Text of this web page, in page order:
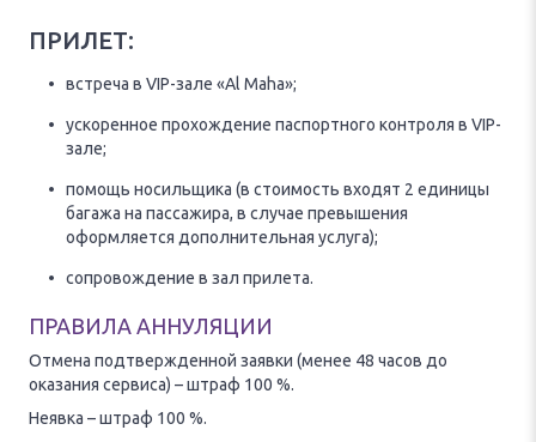
ПРИЛЕТ:
встреча в VIP-зале «Al Maha»;
ускоренное прохождение паспортного контроля в VIP-
зале;
помощь носильщика (в стоимость входят 2 единицы
багажа на пассажира, в случае превышения
оформляется дополнительная услуга);
сопровождение в зал прилета.
ПРАВИЛА АННУЛЯЦИИ
Отмена подтвержденной заявки (менее 48 часов до
оказания сервиса) – штраф 100 %.
Неявка – штраф 100 %.